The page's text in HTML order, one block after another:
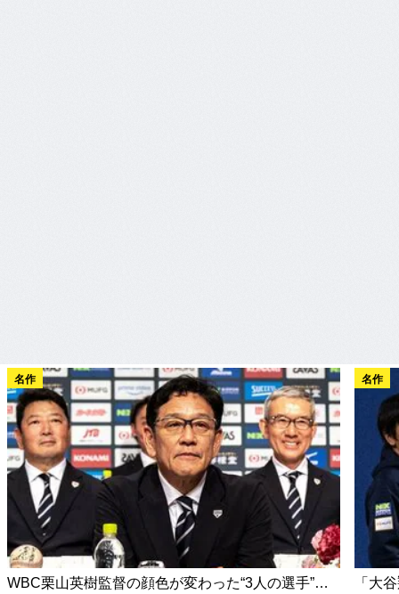
名作
WBC栗山英樹監督の顔色が変わった“3人の選手”…
名作
「大